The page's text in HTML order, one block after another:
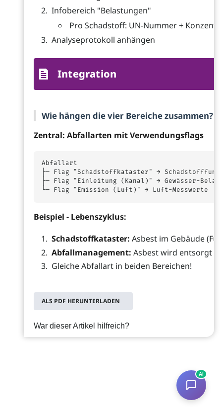
Infobereich "Belastungen"
Pro Schadstoff: UN-Nummer +
Analyseprotokoll anhängen
Integration
Wie hängen die vier Bereiche zusammen?
Zentral: Abfallarten mit Verwendungsflags
Abfallart
├─ Flag "Schadstoffkataster" →
├─ Flag "Einleitung (Kanal)" → Gewässer-
Beispiel - Lebenszyklus:
Schadstoffkataster: Asbest im Gebäude
Abfallmanagement: Asbest wird entsorgt
Gleiche Abfallart in beiden Bereichen!
ALS PDF HERUNTERLADEN
War dieser Artikel hilfreich?
AI